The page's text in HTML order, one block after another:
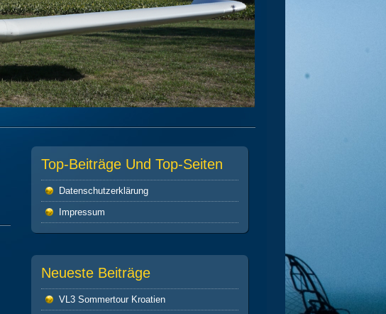
Top-Beiträge Und Top-Seiten
Datenschutz­erklärung
Impressum
Neueste Beiträge
VL3 Sommertour Kroatien